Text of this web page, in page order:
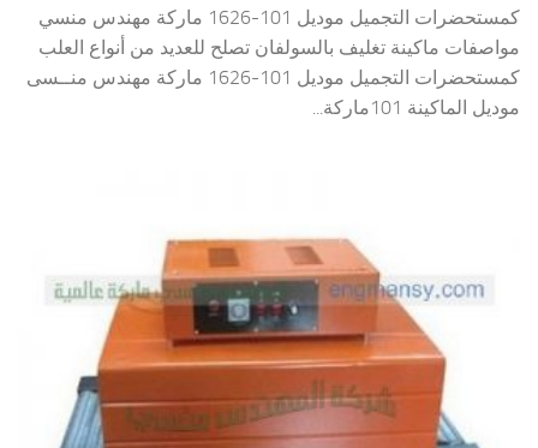
كمستحضرات التجميل موديل 101-1626 ماركة مهندس منسي
مواصفات ماكينة تغليف بالسولفان تصلح للعديد من أنواع العلب
كمستحضرات التجميل موديل 101-1626 ماركة مهندس منــسى
موديل الماكينة 101ماركة...